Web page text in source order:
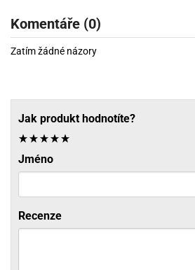
Komentáře (0)
Zatím žádné názory
Jak produkt hodnotíte?
Jméno
Recenze